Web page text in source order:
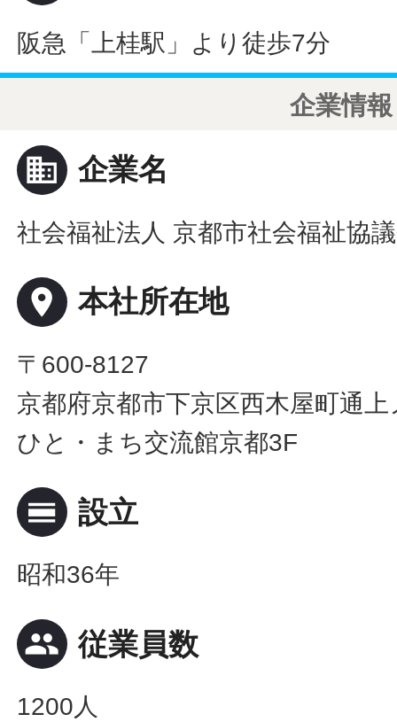
阪急「上桂駅」より徒歩7分
企業情報
business 企業名
社会福祉法人 京都市社会福祉協
place 本社所在地
〒600-8127
京都府京都市下京区西木屋町通
ひと・まち交流館京都3F
calendar_view_day 設立
昭和36年
people 従業員数
1200人